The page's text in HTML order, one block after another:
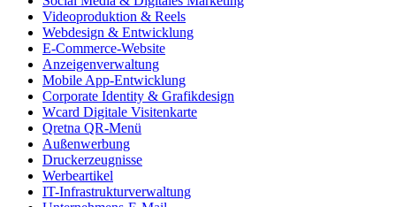
Videoproduktion & Reels
Webdesign & Entwicklung
E-Commerce-Website
Anzeigenverwaltung
Mobile App-Entwicklung
Corporate Identity & Grafikdesign
Wcard Digitale Visitenkarte
Qretna QR-Menü
Außenwerbung
Druckerzeugnisse
Werbeartikel
IT-Infrastrukturverwaltung